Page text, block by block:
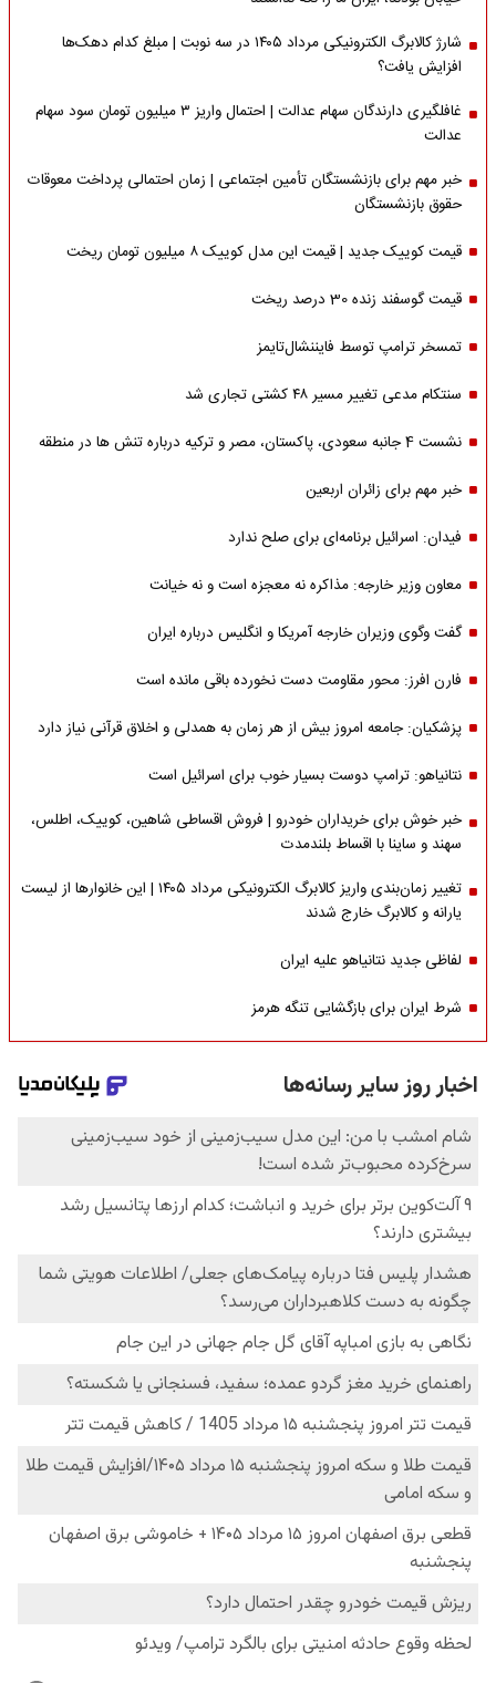
شارژ کالابرگ الکترونیکی مرداد ۱۴۰۵ در سه نوبت | مبلغ کدام دهک‌ها
افزایش یافت؟
غافلگیری دارندگان سهام عدالت | احتمال واریز ۳ میلیون تومان سود سهام
عدالت
خبر مهم برای بازنشستگان تأمین اجتماعی | زمان احتمالی پرداخت معوقات
حقوق بازنشستگان
قیمت کوییک جدید | قیمت این مدل کوییک ۸ میلیون تومان ریخت
قیمت گوسفند زنده 30 درصد ریخت
تمسخر ترامپ توسط فایننشال‌تایمز
سنتکام مدعی تغییر مسیر ۴۸ کشتی تجاری شد
نشست 4 جانبه سعودی، پاکستان، مصر و ترکیه درباره تنش ها در منطقه
خبر مهم برای زائران اربعین
فیدان: اسرائیل برنامه‌ای برای صلح ندارد
معاون وزیر خارجه: مذاکره نه معجزه است و نه خیانت
گفت وگوی وزیران خارجه آمریکا و انگلیس درباره ایران
فارن افرز: محور مقاومت دست نخورده باقی مانده است
پزشکیان: جامعه امروز بیش از هر زمان به همدلی و اخلاق قرآنی نیاز دارد
نتانیاهو: ترامپ دوست بسیار خوب برای اسرائیل است
خبر خوش برای خریداران خودرو | فروش اقساطی شاهین، کوییک، اطلس،
سهند و ساینا با اقساط بلندمدت
تغییر زمان‌بندی واریز کالابرگ الکترونیکی مرداد ۱۴۰۵ | این خانوارها از لیست
یارانه و کالابرگ خارج شدند
لفاظی جدید نتانیاهو علیه ایران
شرط ایران برای بازگشایی تنگه هرمز